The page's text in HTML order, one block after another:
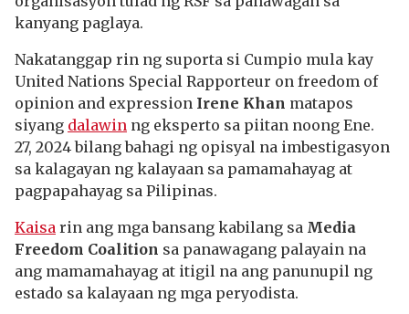
kanyang paglaya.
Nakatanggap rin ng suporta si Cumpio mula kay
United Nations Special Rapporteur on freedom of
opinion and expression Irene Khan matapos
siyang dalawin ng eksperto sa piitan noong Ene.
27, 2024 bilang bahagi ng opisyal na imbestigasyon
sa kalagayan ng kalayaan sa pamamahayag at
pagpapahayag sa Pilipinas.
Kaisa rin ang mga bansang kabilang sa Media
Freedom Coalition sa panawagang palayain na
ang mamamahayag at itigil na ang panunupil ng
estado sa kalayaan ng mga peryodista.